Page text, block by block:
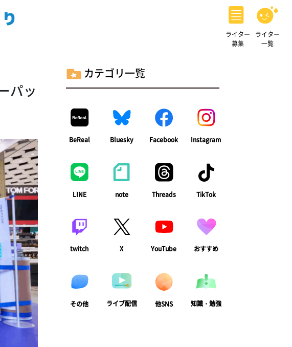
ライター
募集
ライター
一覧
パッ
カテゴリ一覧
BeReal Bluesky Facebook Instagram
LINE note Threads TikTok
twitch X YouTube おすすめ
その他 ライブ配信 他SNS 知識・勉強